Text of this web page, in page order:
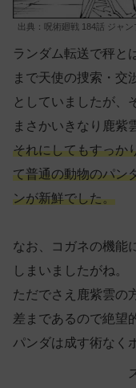
出典：呪術廻戦 184話 ジャン
ランダム転送で秤と
まで天使の捜索・交
としていましたが、
まさかいきなり鹿紫
それにしてもすっか
て普通の動物のパン
ンが新鮮でした。
なお、コガネの機能
しまいましたがね。
ただでさえ鹿紫雲の
差まであるので絶望
パンダは成す術なく